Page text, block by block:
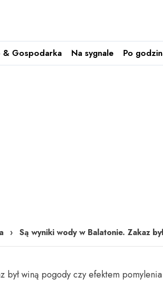
& Gospodarka Na sygnale Po
› Są wyniki wody w Balatonie. Zakaz